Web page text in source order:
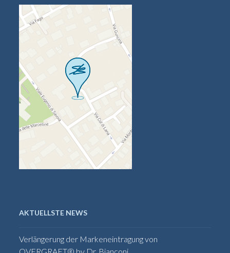
AKTUELLSTE NEWS
Verlängerung der Markeneintragung von